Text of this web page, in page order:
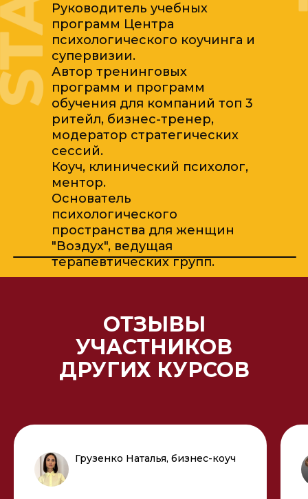
Руководитель учебных
программ Центра
психологического коучинга и
супервизии.
Автор тренинговых
программ и программ
обучения для компаний топ 3
ритейл, бизнес-тренер,
модератор стратегических
сессий.
Коуч, клинический психолог,
ментор.
Основатель
психологического
пространства для женщин
"Воздух", ведущая
терапевтических групп.
ОТЗЫВЫ
УЧАСТНИКОВ
ДРУГИХ КУРСОВ
Грузенко Наталья, бизнес-коуч